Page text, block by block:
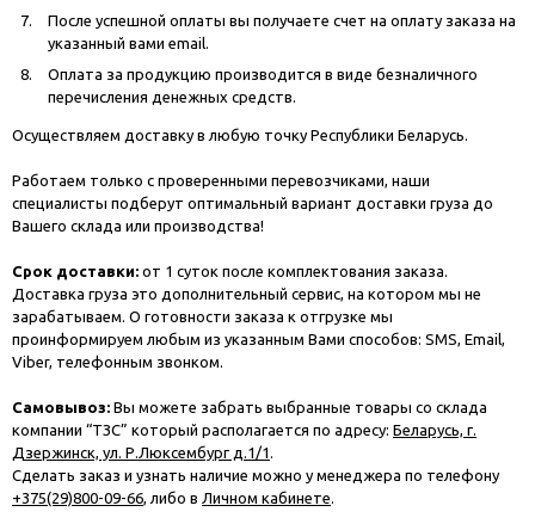
После успешной оплаты вы получаете счет на оплату заказа на
указанный вами email.
Оплата за продукцию производится в виде безналичного
перечисления денежных средств.
Осуществляем доставку в любую точку Республики Беларусь.
Работаем только с проверенными перевозчиками, наши
специалисты подберут оптимальный вариант доставки груза до
Вашего склада или производства!
Срок доставки: от 1 суток после комплектования заказа.
Доставка груза это дополнительный сервис, на котором мы не
зарабатываем. О готовности заказа к отгрузке мы
проинформируем любым из указанным Вами способов: SMS, Email,
Viber, телефонным звонком.
Самовывоз: Вы можете забрать выбранные товары со склада
компании “ТЗС” который располагается по адресу: Беларусь, г.
Дзержинск, ул. Р.Люксембург д.1/1 .
Сделать заказ и узнать наличие можно у менеджера по телефону
+375(29)800-09-66, либо в Личном кабинете.